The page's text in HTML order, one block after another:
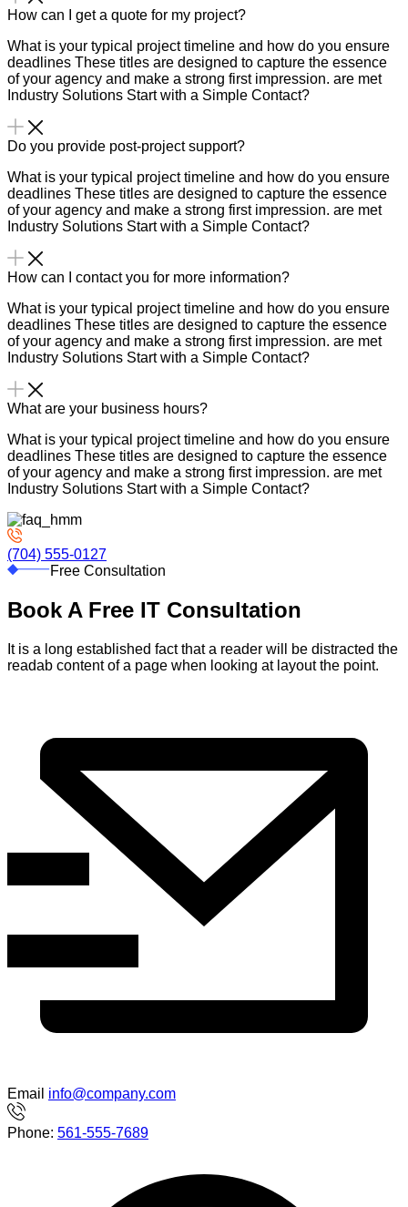
How can I get a quote for my project?
What is your typical project timeline and how do you ensure
deadlines These titles are designed to capture the essence
of your agency and make a strong first impression. are met
Industry Solutions Start with a Simple Contact?
Do you provide post-project support?
What is your typical project timeline and how do you ensure
deadlines These titles are designed to capture the essence
of your agency and make a strong first impression. are met
Industry Solutions Start with a Simple Contact?
How can I contact you for more information?
What is your typical project timeline and how do you ensure
deadlines These titles are designed to capture the essence
of your agency and make a strong first impression. are met
Industry Solutions Start with a Simple Contact?
What are your business hours?
What is your typical project timeline and how do you ensure
deadlines These titles are designed to capture the essence
of your agency and make a strong first impression. are met
Industry Solutions Start with a Simple Contact?
(704) 555-0127
Free Consultation
Book A Free IT Consultation
It is a long established fact that a reader will be distracted the
readab content of a page when looking at layout the point.
Email info@company.com
Phone: 561-555-7689